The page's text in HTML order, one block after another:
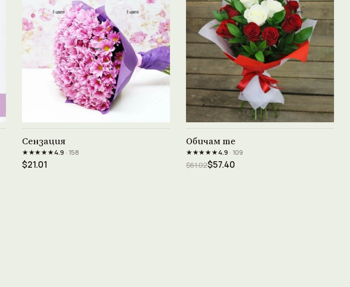
Сензация
★★★★★4.9· 158
$21.01
Обичам те
★★★★★4.9· 109
$61.02$57.40